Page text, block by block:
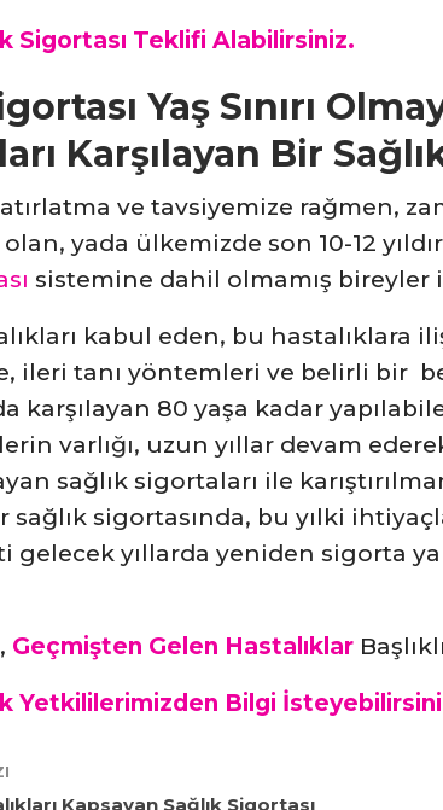
Sigortası Teklifi Alabilirsiniz.
Yaş Sınırı
Karşılayan Bir
ve tavsiyemize rağmen,
olan, yada ülkemizde son 10-12
sistemine dahil olmamış bireyler
kabul eden, bu hastalıklara
ileri tanı yöntemleri ve belirli bir
karşılayan 80 yaşa kadar
varlığı, uzun yıllar devam
sağlık sigortaları ile
sağlık sigortasında, bu yılki
gelecek yıllarda yeniden sigorta
Geçmişten Gelen Hastalıklar
Yetkililerimizden Bilgi
Kapsayan Sağlık Sigortası